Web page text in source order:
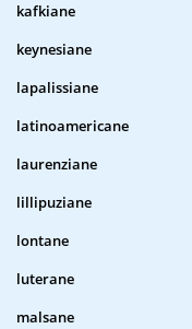
kafkiane
keynesiane
lapalissiane
latinoamericane
laurenziane
lillipuziane
lontane
luterane
malsane